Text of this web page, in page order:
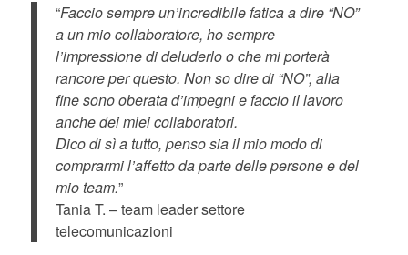
“Faccio sempre un’incredibile fatica a dire “NO”
a un mio collaboratore, ho sempre
l’impressione di deluderlo o che mi porterà
rancore per questo. Non so dire di “NO”, alla
fine sono oberata d’impegni e faccio il lavoro
anche dei miei collaboratori.
Dico di sì a tutto, penso sia il mio modo di
comprarmi l’affetto da parte delle persone e del
mio team.”
Tania T. – team leader settore
telecomunicazioni